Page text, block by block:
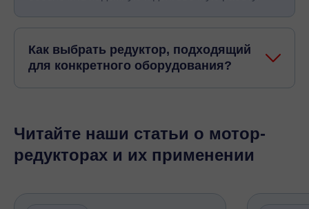
Как выбрать редуктор, подходящий
для конкретного оборудования?
Читайте наши статьи о мотор-
редукторах и их применении